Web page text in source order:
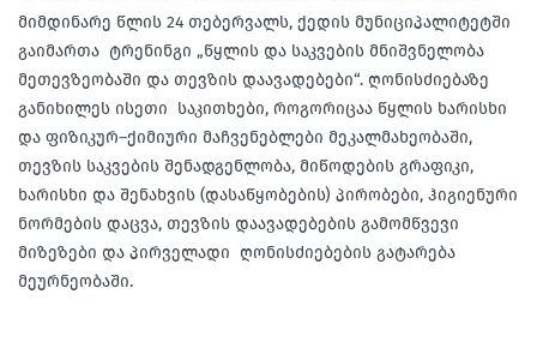
მიმდინარე წლის 24 თებერვალს, ქედის მუნიციპალიტეტში
გაიმართა ტრენინგი „წყლის და საკვების მნიშვნელობა
მეთევზეობაში და თევზის დაავადებები“. ღონისძიებაზე
განიხილეს ისეთი საკითხები, როგორიცაა წყლის ხარისხი
და ფიზიკურ–ქიმიური მაჩვენებლები მეკალმახეობაში,
თევზის საკვების შენადგენლობა, მიწოდების გრაფიკი,
ხარისხი და შენახვის (დასაწყობების) პირობები, ჰიგიენური
ნორმების დაცვა, თევზის დაავადებების გამომწვევი
მიზეზები და პირველადი ღონისძიებების გატარება
მეურნეობაში.